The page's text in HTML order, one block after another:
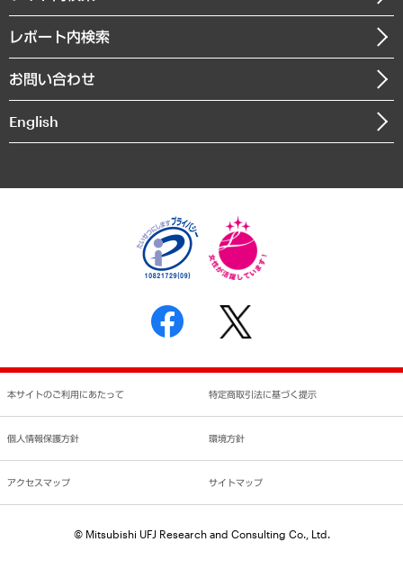
まちづくり・観光・交通・スポーツ・スマートシティ
自然資源・農林水産業・食料システム
沿革
組織図・本部部室紹介
インドネシア現地法人
個人情報保護方針
反社会的勢力に対する基本方針
書面による個人情報の開示等の請求の手続きについて
レポート内検索
お問い合わせ
English
本サイトのご利用にあたって 特定商取引法に基づく提示
個人情報保護方針 環境方針
アクセスマップ サイトマップ
© Mitsubishi UFJ Research and Consulting Co., Ltd.